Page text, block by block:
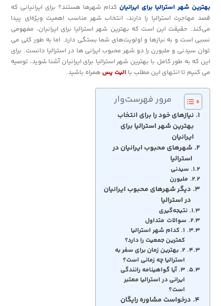
بهترین شهر استرالیا برای ایرانیان کدام شهرها هستند؟ برای ایرانیانی که
قصد مهاجرت استرالیا را دارند، انتخاب شهر مناسب اهمیت ویژه‌ای پیدا
می‌کند. حقیقت این است که بهترین شهر استرالیا برای ایرانیان، مفهومی
نسبی است و به نیازها و اولویت‌های شما بستگی دارد. اما به طور کلی می
توان سیدنی و ملبورن را دو شهر محبوب ایرانی ها در استرالیا دانست. برای
این که به طور کامل با بهترین شهر استرالیا برای ایرانیان آشنا شوید، توصیه
می کنیم تا انتهای این مطلب با الیت پس همراه باشید.
مرور فهرست‌وار
نیازهای خود را برای انتخاب
بهترین شهر استرالیا برای
ایرانیان
شهرهای محبوب ایرانیان در
استرالیا
سیدنی
ملبورن
دیگر شهرهای محبوب ایرانیان
در استرالیا
نتیجه‌گیری
سوالات متداول
۱. کدام شهر استرالیا
کمترین جمعیت را دارد؟
۲. بهترین زمان برای سفر به
استرالیا چه زمانی است؟
۳. آیا گواهینامه رانندگی
ایرانی در استرالیا معتبر
است؟
درخواست مشاوره رایگان